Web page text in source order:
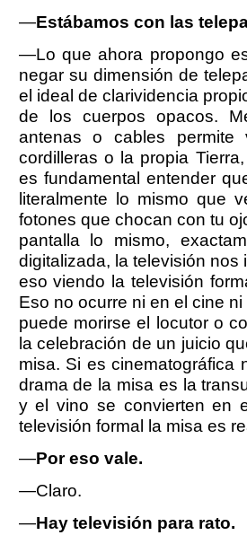
—Estábamos con las
—Lo que ahora propongo
negar su dimensión de
el ideal de clarividencia
de los cuerpos opacos.
antenas o cables
cordilleras o la propia
es fundamental entender
literalmente lo mismo que
fotones que chocan con tu
pantalla lo mismo,
digitalizada, la televisión nos
eso viendo la televisión
Eso no ocurre ni en el cine
puede morirse el locutor o
la celebración de un juicio
misa. Si es cinematográfica
drama de la misa es la
y el vino se convierten en
televisión formal la misa es
—Por eso vale.
—Claro.
—Hay televisión para rato.